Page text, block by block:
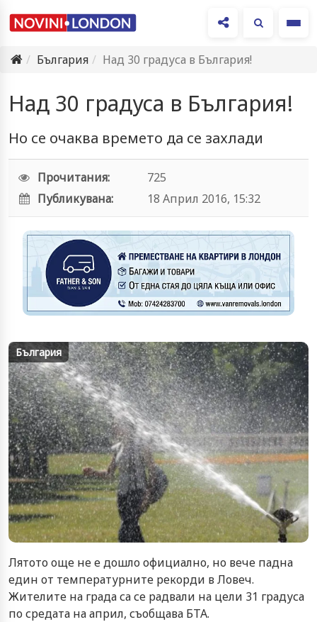
България
Над 30 градуса в България!
Над 30 градуса в България!
Но се очаква времето да се захлади
Прочитания:
725
Публикувана:
18 Април 2016, 15:32
България
Лятото още не е дошло официално, но вече падна
един от температурните рекорди в Ловеч.
Жителите на града са се радвали на цели 31 градуса
по средата на април, съобщава БТА.